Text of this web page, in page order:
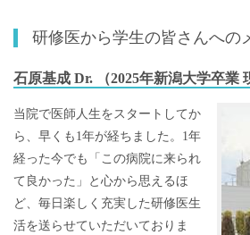
研修医から学生の皆さんへの
石原基成 Dr. （2025年新潟大学卒業
当院で医師人生をスタートしてか
ら、早くも1年が経ちました。1年
経った今でも「この病院に来られ
て良かった」と心から思えるほ
ど、毎日楽しく充実した研修医生
活を送らせていただいておりま